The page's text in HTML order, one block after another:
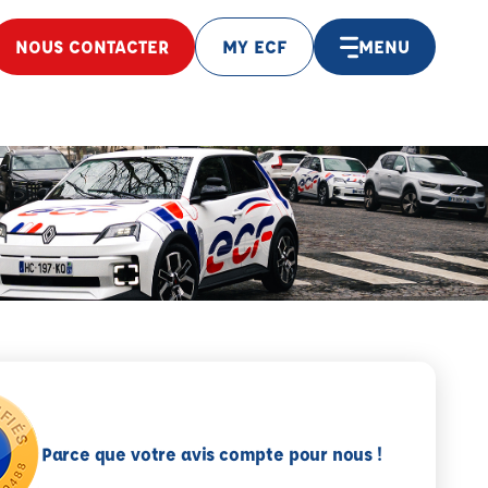
NOUS CONTACTER MY ECF MENU
Parce que votre avis compte pour nous !